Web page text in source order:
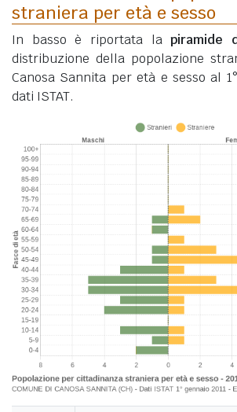
straniera per età e sesso
In basso è riportata lapiramide
distribuzione della popolazione
Canosa Sannita per età e sesso al
dati ISTAT.